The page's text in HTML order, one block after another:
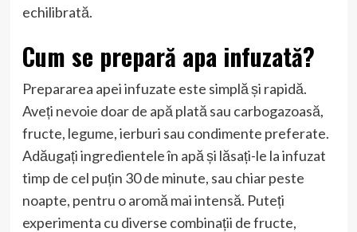
echilibrată.
Cum se prepară apa infuzată?
Prepararea apei infuzate este simplă și rapidă.
Aveți nevoie doar de apă plată sau carbogazoasă,
fructe, legume, ierburi sau condimente preferate.
Adăugați ingredientele în apă și lăsați-le la infuzat
timp de cel puțin 30 de minute, sau chiar peste
noapte, pentru o aromă mai intensă. Puteți
experimenta cu diverse combinații de fructe,